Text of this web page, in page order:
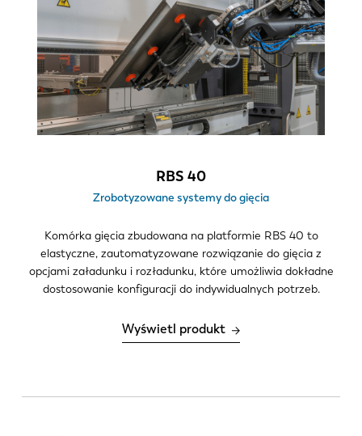
> 8
Ilość zmian narzędzi / dzień
6-12
RBS 40
Zrobotyzowane systemy do gięcia
Komórka gięcia zbudowana na platformie RBS 40 to
elastyczne, zautomatyzowane rozwiązanie do gięcia z
opcjami załadunku i rozładunku, które umożliwia dokładne
dostosowanie konfiguracji do indywidualnych potrzeb.
Wyświetl produkt
EN NL